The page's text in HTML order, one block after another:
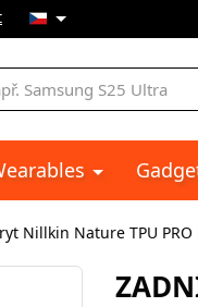
Nillkin Nature TPU